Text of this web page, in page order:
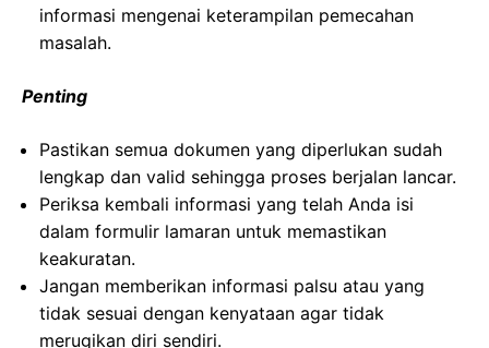
informasi mengenai keterampilan pemecahan
masalah.
Penting
Pastikan semua dokumen yang diperlukan sudah
lengkap dan valid sehingga proses berjalan lancar.
Periksa kembali informasi yang telah Anda isi
dalam formulir lamaran untuk memastikan
keakuratan.
Jangan memberikan informasi palsu atau yang
tidak sesuai dengan kenyataan agar tidak
merugikan diri sendiri.